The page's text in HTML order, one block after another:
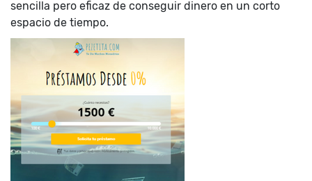
sencilla pero eficaz de conseguir dinero en un corto
espacio de tiempo.